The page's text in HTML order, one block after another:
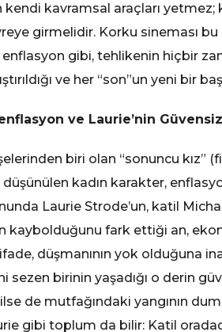
kavramsal araçları yetmez;
girmelidir. Korku sineması
gibi, tehlikenin hiçbir
ve her “son”un yeni
ve Laurie’nin
biri olan “sonuncu
kadın karakter,
Laurie Strode’un, katil
kaybolduğunu fark ettiği an,
ifade, düşmanının yok
birinin yaşadığı o derin
de mutfağındaki yangının
gibi toplum da bilir: Katil